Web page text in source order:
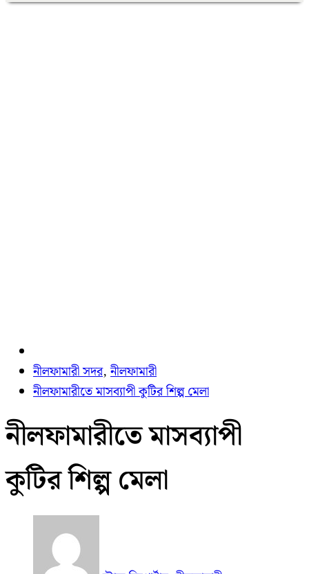
নীলফামারী সদর,নীলফামারী
নীলফামারীতে মাসব্যাপী কুটির শিল্প মেলা
নীলফামারীতে মাসব্যাপী
কুটির শিল্প মেলা